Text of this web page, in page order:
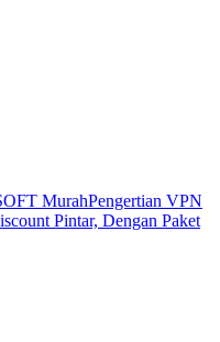
MurahPengertian VPN
Pintar, Dengan Paket